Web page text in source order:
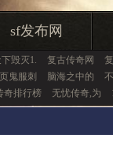
sf发布网
下毁灭1. 复古传奇网
鬼服刺 脑海之中的
奇排行榜 无忧传奇,为